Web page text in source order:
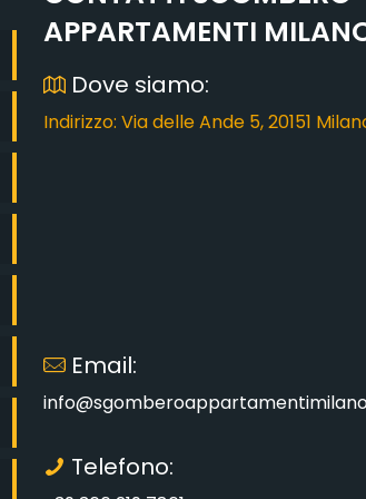
APPARTAMENTI
Dove siamo:
Indirizzo: Via delle Ande 5, 20151
Email:
Telefono: